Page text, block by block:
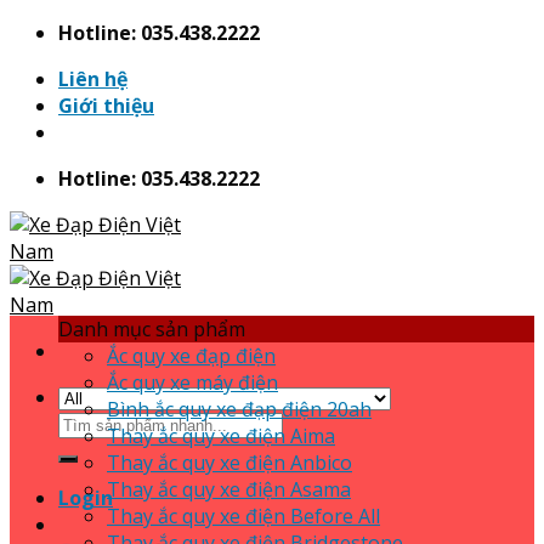
Skip
content
Hotline: 035.438.2222
Liên hệ
Giới thiệu
Hotline: 035.438.2222
Search
for:
Login
Danh mục sản phẩm
Ắc quy xe đạp điện
Ắc quy xe máy điện
Bình ắc quy xe đạp điện 20ah
Thay ắc quy xe điện Aima
Thay ắc quy xe điện Anbico
Thay ắc quy xe điện Asama
Thay ắc quy xe điện Before All